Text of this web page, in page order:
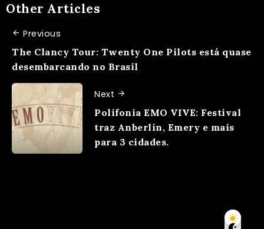
Other Articles
Previous
The Clancy Tour: Twenty One Pilots está quase
desembarcando no Brasil
Next
Polifonia EMO VIVE: Festival
traz Anberlin, Emery e mais
para 3 cidades.